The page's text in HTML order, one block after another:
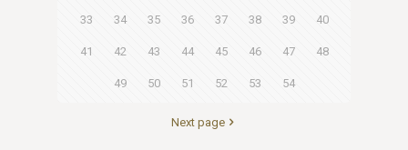
33 34 35 36 37 38 39 40
41 42 43 44 45 46 47 48
49 50 51 52 53 54
Next page